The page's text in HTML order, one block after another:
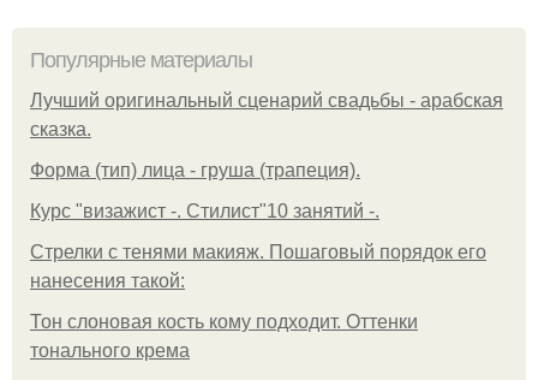
Популярные материалы
Лучший оригинальный сценарий свадьбы - арабская
сказка.
Форма (тип) лица - груша (трапеция).
Курс "визажист -. Стилист"10 занятий -.
Стрелки с тенями макияж. Пошаговый порядок его
нанесения такой:
Тон слоновая кость кому подходит. Оттенки
тонального крема